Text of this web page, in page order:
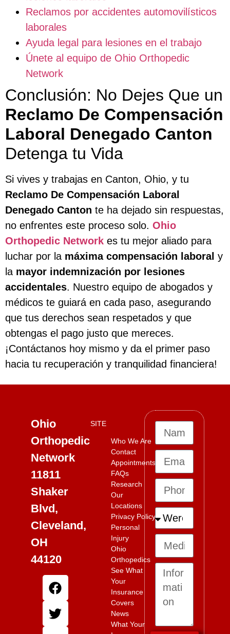
Reclamos por accidentes automovilísticos
laborales
Ayuda legal para lesiones en el trabajo
Únete al equipo de Ohio Orthopedic
Network
Conclusión: No Dejes Que un
Reclamo De Compensación
Laboral Denegado Canton
Detenga tu Vida
Si vives y trabajas en Canton, Ohio, y tu
Reclamo De Compensación Laboral
Denegado Canton te ha dejado sin respuestas,
no enfrentes este proceso solo. Ohio
Orthopedic Network es tu mejor aliado para
luchar por la máxima compensación laboral y
la mayor indemnización por lesiones
accidentales. Nuestro equipo de abogados y
médicos te guiará en cada paso, asegurando
que tus derechos sean respetados y que
obtengas el pago justo que mereces.
¡Contáctanos hoy mismo y da el primer paso
hacia tu recuperación y tranquilidad financiera!
Ohio
Orthopedic
Network
11811
Shaker
Blvd,
Cleveland,
OH
44120
SITE
Who We Are
Contact
Appointments
FAQs
Research
Our
Locations
Privacy Policy
Personal
Injury
Ohio
Orthopedics
See What
Your
Insurance
Covers
News
What Your